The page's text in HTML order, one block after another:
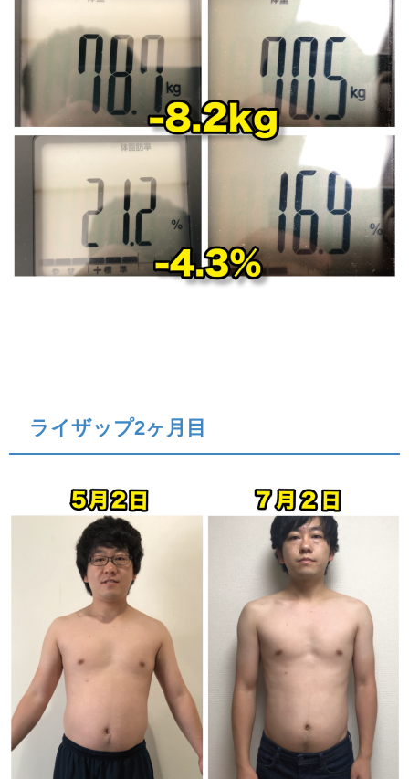
ライザップ2ヶ月目